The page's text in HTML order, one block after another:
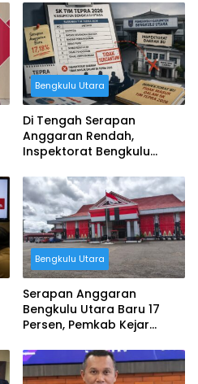
Bengkulu Utara
Di Tengah Serapan
Anggaran Rendah,
Inspektorat Bengkulu
Tim TEPRA
Bengkulu Utara
Serapan Anggaran
Bengkulu Utara Baru 17
Persen, Pemkab Kejar
Prioritas